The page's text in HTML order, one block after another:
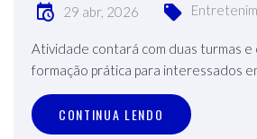
29 abr, 2026
Atividade contará com duas turmas
formação prática para interessados
CONTINUA LENDO